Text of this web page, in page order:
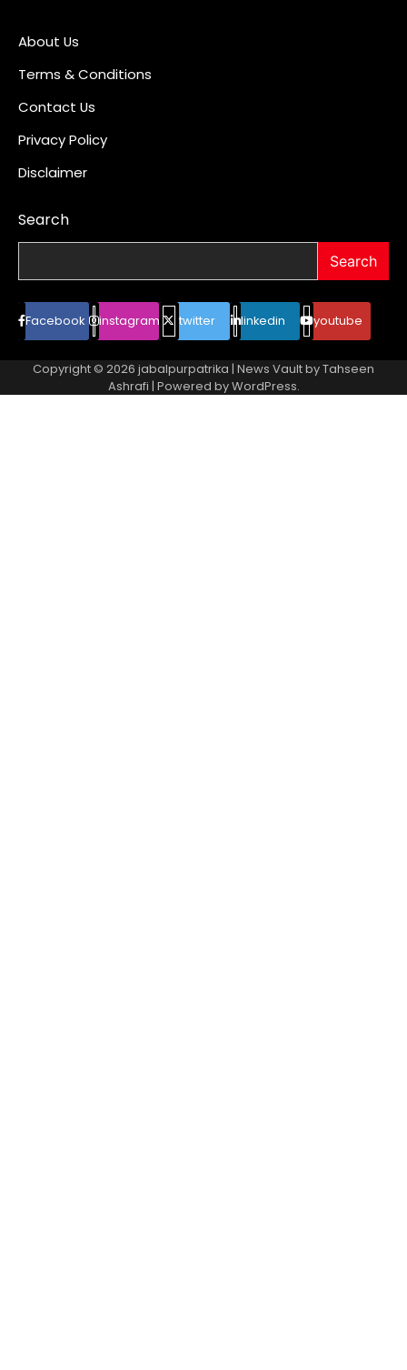
About Us
Terms & Conditions
Contact Us
Privacy Policy
Disclaimer
Search
Search
Facebook instagram twitter linkedin youtube
Copyright © 2026 jabalpurpatrika | News Vault byTahseen
Ashrafi | Powered byWordPress.